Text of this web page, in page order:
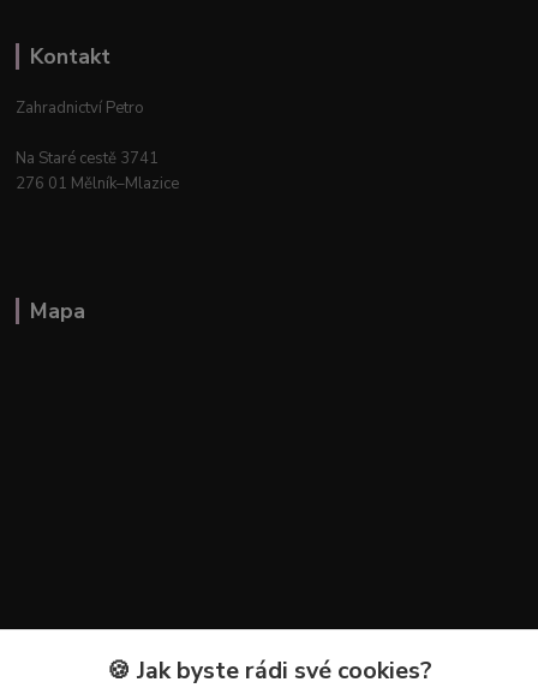
Kontakt
Zahradnictví Petro
Na Staré cestě 3741
276 01 Mělník–Mlazice
Mapa
Kontakty🍪 Jak byste rádi své cookies?